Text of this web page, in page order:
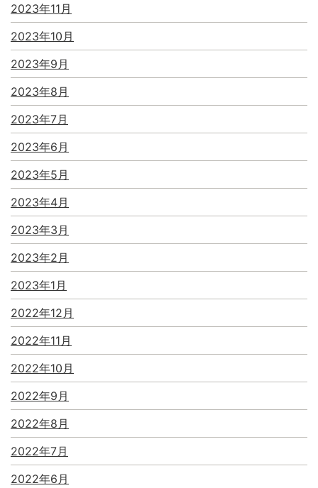
2023年11月
2023年10月
2023年9月
2023年8月
2023年7月
2023年6月
2023年5月
2023年4月
2023年3月
2023年2月
2023年1月
2022年12月
2022年11月
2022年10月
2022年9月
2022年8月
2022年7月
2022年6月